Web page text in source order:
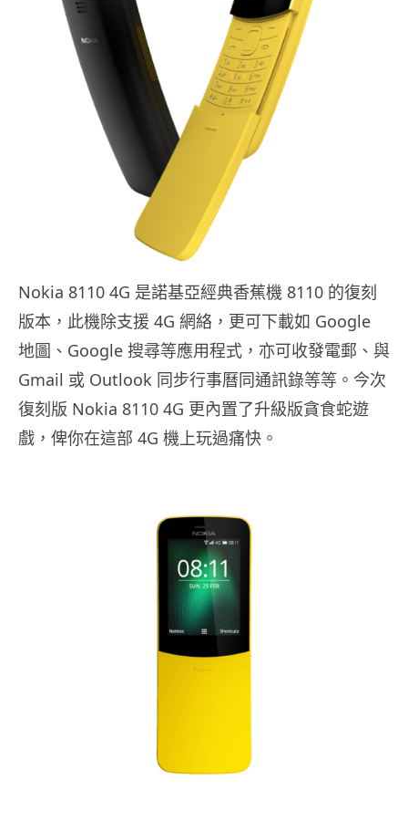
Nokia 8110 4G 是諾基亞經典香蕉機 8110 的復刻
版本，此機除支援 4G 網絡，更可下載如 Google
地圖、Google 搜尋等應用程式，亦可收發電郵、與
Gmail 或 Outlook 同步行事曆同通訊錄等等。今次
復刻版 Nokia 8110 4G 更內置了升級版貪食蛇遊
戲，俾你在這部 4G 機上玩過痛快。